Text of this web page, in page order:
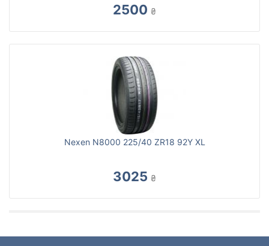
2500 ₴
Nexen N8000 225/40 ZR18 92Y XL
3025 ₴